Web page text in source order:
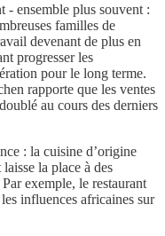
- ensemble plus souvent :
familles de
devenant de plus en
progresser les
pour le long terme.
rapporte que les ventes
au cours des derniers
: la cuisine d’origine
la place à des
exemple, le restaurant
influences africaines sur